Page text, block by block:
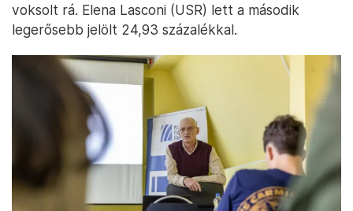
voksolt rá. Elena Lasconi (USR) lett a második
legerősebb jelölt 24,93 százalékkal.